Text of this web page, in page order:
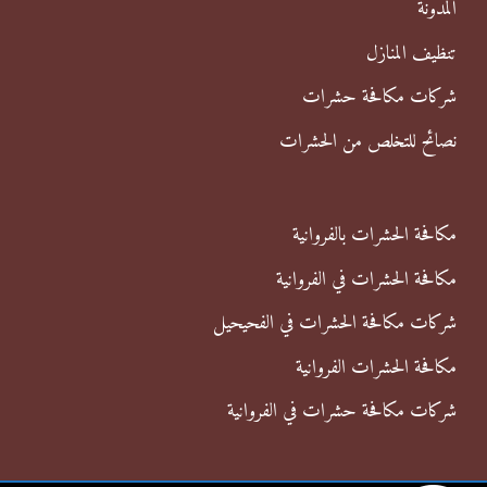
المدونة
تنظيف المنازل
شركات مكافحة حشرات
نصائح للتخلص من الحشرات
مكافحة الحشرات بالفروانية
مكافحة الحشرات في الفروانية
شركات مكافحة الحشرات في الفحيحيل
مكافحة الحشرات الفروانية
شركات مكافحة حشرات في الفروانية